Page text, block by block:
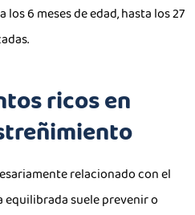
los 6 meses de edad, hasta los 27
ricos en
relacionado con el
equilibrada suele prevenir o